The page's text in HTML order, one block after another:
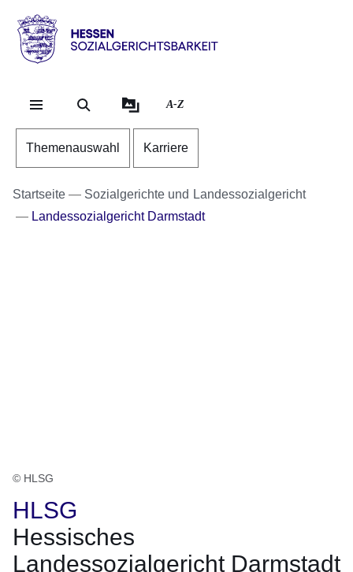
Direkt zum Kopf der
Direkt zum Inhalt
Direkt zum Fuß der
Hessen
Sozialgerichtsbarkeit
A-Z
Themenauswahl Karriere
Startseite
Sozialgerichte und Landessozialgericht
Landessozialgericht Darmstadt
© HLSG
HLSG
Hessisches
Landessozialgericht Darmstadt